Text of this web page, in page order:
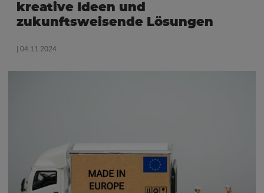
kreative Ideen und
zukunftsweisende Lösungen
| 04.11.2024